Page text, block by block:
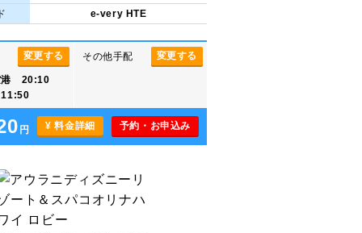
e-very HTE
変更する
港 20:10
変更する
その他手配
円 ¥ 料金詳細 予約・お申込み